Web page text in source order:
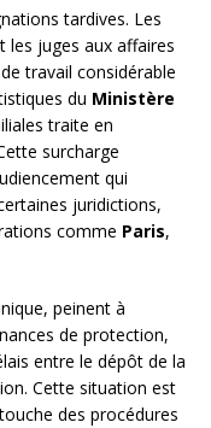
tardives. Les
les juges aux affaires
travail considérable
du Ministère
traite en
surcharge
qui
juridictions,
comme Paris,
peinent à
de protection,
entre le dépôt de la
Cette situation est
des procédures